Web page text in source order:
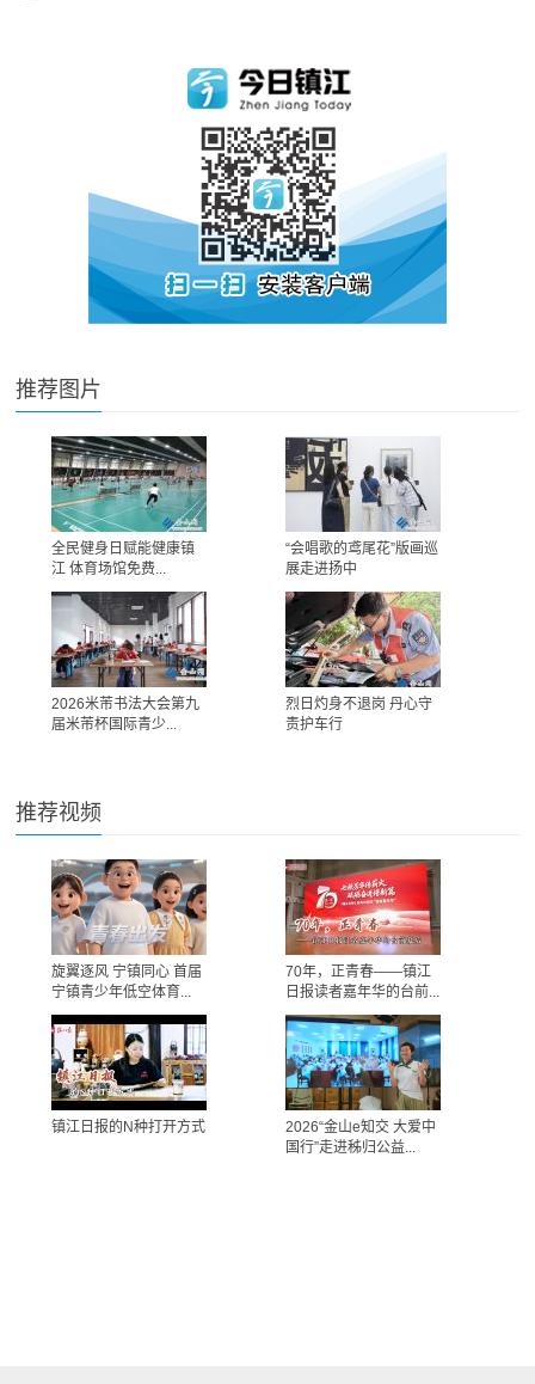
推荐图片
全民健身日赋能健康镇
江 体育场馆免费...
“会唱歌的鸢尾花”版画巡
展走进扬中
2026米芾书法大会第九
届米芾杯国际青少...
烈日灼身不退岗 丹心守
责护车行
推荐视频
旋翼逐风 宁镇同心 首届
宁镇青少年低空体育...
70年，正青春——镇江
日报读者嘉年华的台前...
镇江日报的N种打开方式
2026“金山e知交 大爱中
国行”走进秭归公益...